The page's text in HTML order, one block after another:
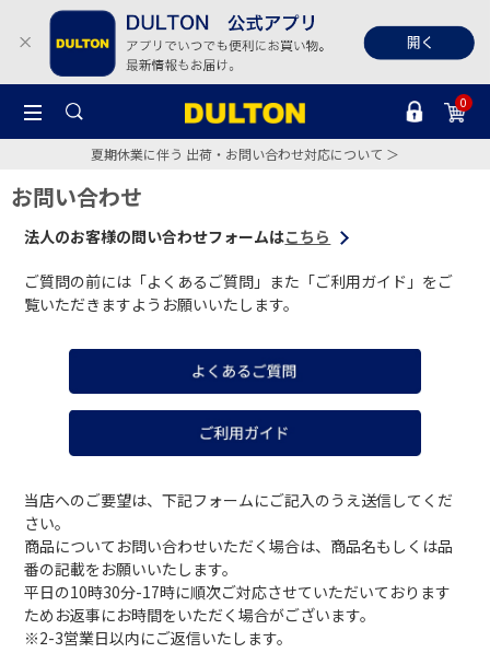
0
夏期休業に伴う 出荷・お問い合わせ対応について ＞
お問い合わせ
法人のお客様の問い合わせフォームはこちら
ご質問の前には「よくあるご質問」また「ご利用ガイド」をご
覧いただきますようお願いいたします。
当店へのご要望は、下記フォームにご記入のうえ送信してくだ
さい。
商品についてお問い合わせいただく場合は、商品名もしくは品
番の記載をお願いいたします。
平日の10時30分-17時に順次ご対応させていただいております
ためお返事にお時間をいただく場合がございます。
※2-3営業日以内にご返信いたします。